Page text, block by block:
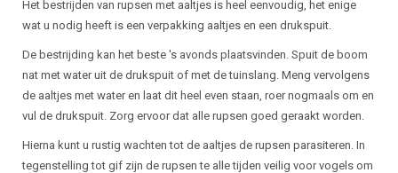
Het bestrijden van rupsen met aaltjes is heel eenvoudig, het enige
wat u nodig heeft is een verpakking aaltjes en een drukspuit.
De bestrijding kan het beste 's avonds plaatsvinden. Spuit de boom
nat met water uit de drukspuit of met de tuinslang. Meng vervolgens
de aaltjes met water en laat dit heel even staan, roer nogmaals om en
vul de drukspuit. Zorg ervoor dat alle rupsen goed geraakt worden.
Hierna kunt u rustig wachten tot de aaltjes de rupsen parasiteren. In
tegenstelling tot gif zijn de rupsen te alle tijden veilig voor vogels om